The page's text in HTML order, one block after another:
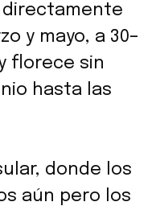
directamente
y mayo, a 30–
florece sin
hasta las
donde los
aún pero los